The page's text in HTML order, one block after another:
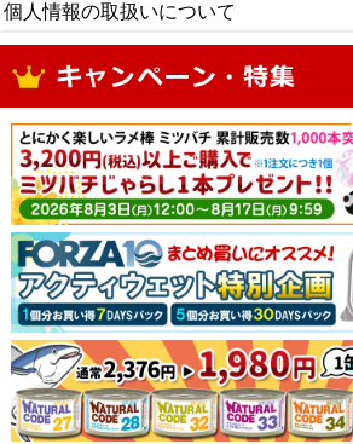
個人情報の取扱いについて